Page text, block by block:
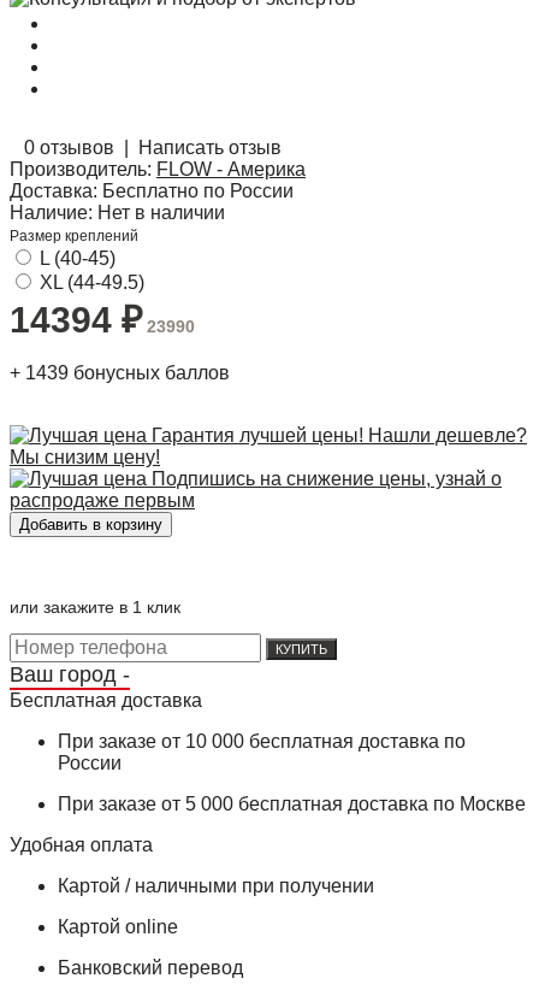
0 отзывов
Написать отзыв
Производитель: FLOW - Америка
Доставка: Бесплатно по России
Наличие: Нет в наличии
Размер креплений
L (40-45)
XL (44-49.5)
14394 ₽ 23990
+ 1439 бонусных баллов
Гарантия лучшей цены! Нашли дешевле?
Мы снизим цену!
Подпишись на снижение цены, узнай о
распродаже первым
или закажите в 1 клик
КУПИТЬ
Ваш город -
Бесплатная доставка
При заказе от 10 000 бесплатная доставка по
России
При заказе от 5 000 бесплатная доставка по Москве
Удобная оплата
Картой / наличными при получении
Картой online
Банковский перевод